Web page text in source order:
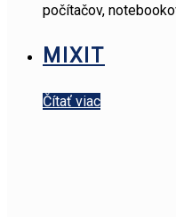
počítačov,
MIXIT
Čítať viac